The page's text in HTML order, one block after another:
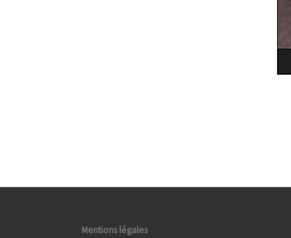
Mentions légales